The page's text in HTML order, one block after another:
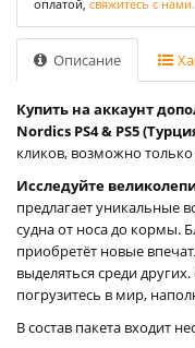
оплатой, свяжитесь с нами.
Описание
Купить на аккаунт
Nordics PS4 & PS5
кликов, возможно
Исследуйте
предлагает уникальные
судна от носа до кормы.
приобретёт новые
выделяться среди
погрузитесь в мир,
В состав пакета входит